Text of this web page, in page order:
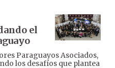
el
Paraguayos Asociados,
los desafíos que plantea